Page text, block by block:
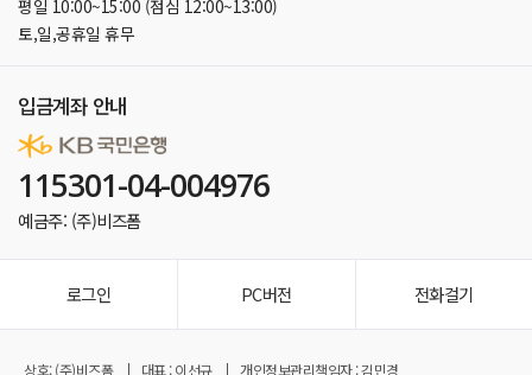
평일 10:00~15:00 (점심 12:00~13:00)
토,일,공휴일 휴무
입금계좌 안내
115301-04-004976
예금주: (주)비즈폼
로그인 PC버전 전화걸기
상호: (주)비즈폼 대표 : 이선규 개인정보관리책임자 : 김민경